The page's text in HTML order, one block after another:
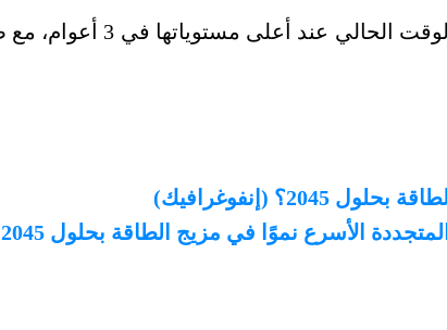
(إنفوغرافيك)
الأسرع نموًا في مزيج الطاقة بحلول 2045 (تقرير)